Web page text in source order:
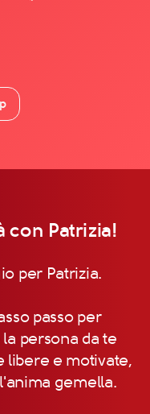
con Patrizia!
per Patrizia.
passo per
persona da te
libere e motivate,
gemella.